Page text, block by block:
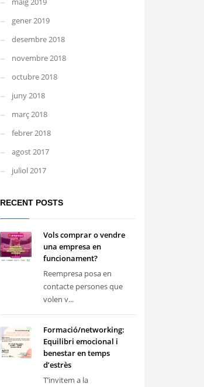
gener 2019
desembre 2018
novembre 2018
octubre 2018
juny 2018
març 2018
febrer 2018
agost 2017
juliol 2017
RECENT POSTS
Vols comprar o vendre
una empresa en
funcionament?
Reempresa posa en
contacte persones que
volen v...
Formació/networking:
Equilibri emocional i
benestar en temps
d’estrès
T’invitem a la